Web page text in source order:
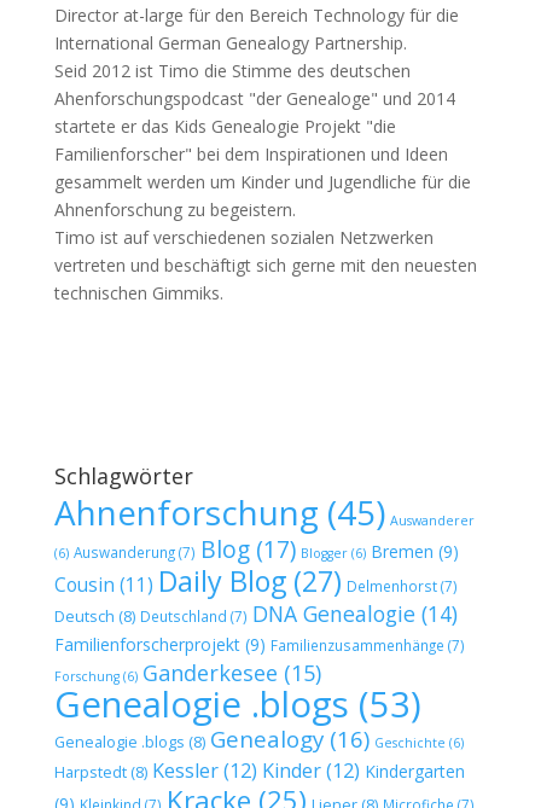
Director at-large für den Bereich Technology für die
International German Genealogy Partnership.
Seid 2012 ist Timo die Stimme des deutschen
Ahenforschungspodcast "der Genealoge" und 2014
startete er das Kids Genealogie Projekt "die
Familienforscher" bei dem Inspirationen und Ideen
gesammelt werden um Kinder und Jugendliche für die
Ahnenforschung zu begeistern.
Timo ist auf verschiedenen sozialen Netzwerken
vertreten und beschäftigt sich gerne mit den neuesten
technischen Gimmiks.
Schlagwörter
Ahnenforschung (45) Auswanderer
(6) Auswanderung(7) Blog(17) Blogger(6) Bremen (9)
Cousin (11) Daily Blog(27) Delmenhorst(7)
Deutsch (8) Deutschland (7) DNA Genealogie(14)
Familienforscherprojekt(9) Familienzusammenhänge (7)
Forschung(6) Ganderkesee (15)
Genealogie .blogs (53)
Genealogie .blogs (8) Genealogy(16) Geschichte (6)
Harpstedt(8) Kessler(12) Kinder(12) Kindergarten
Kracke (25)